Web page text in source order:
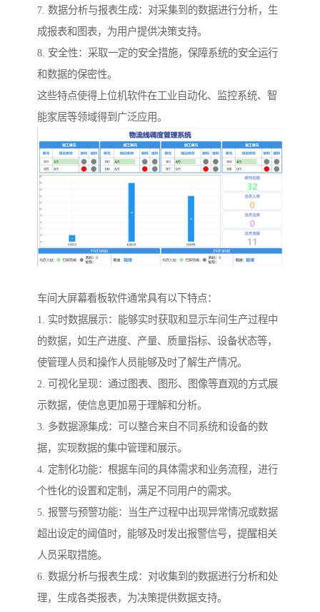
7. 数据分析与报表生成：对采集到的数据进行分析，生
成报表和图表，为用户提供决策支持。
8. 安全性：采取一定的安全措施，保障系统的安全运行
和数据的保密性。
这些特点使得上位机软件在工业自动化、监控系统、智
能家居等领域得到广泛应用。
车间大屏幕看板软件通常具有以下特点：
1. 实时数据展示：能够实时获取和显示车间生产过程中
的数据，如生产进度、产量、质量指标、设备状态等，
使管理人员和操作人员能够及时了解生产情况。
2. 可视化呈现：通过图表、图形、图像等直观的方式展
示数据，使信息更加易于理解和分析。
3. 多数据源集成：可以整合来自不同系统和设备的数
据，实现数据的集中管理和展示。
4. 定制化功能：根据车间的具体需求和业务流程，进行
个性化的设置和定制，满足不同用户的需求。
5. 报警与预警功能：当生产过程中出现异常情况或数据
超出设定的阈值时，能够及时发出报警信号，提醒相关
人员采取措施。
6. 数据分析与报表生成：对收集到的数据进行分析和处
理，生成各类报表，为决策提供数据支持。